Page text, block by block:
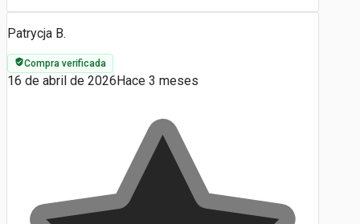
Patrycja B.
Compra verificada
16 de abril de 2026Hace 3 meses